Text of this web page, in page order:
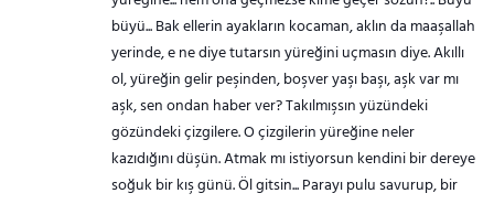
büyü... Bak ellerin ayakların kocaman, aklın da maaşallah
yerinde, e ne diye tutarsın yüreğini uçmasın diye. Akıllı
ol, yüreğin gelir peşinden, boşver yaşı başı, aşk var mı
aşk, sen ondan haber ver? Takılmışsın yüzündeki
gözündeki çizgilere. O çizgilerin yüreğine neler
kazıdığını düşün. Atmak mı istiyorsun kendini bir dereye
soğuk bir kış günü. Öl gitsin... Parayı pulu savurup, bir